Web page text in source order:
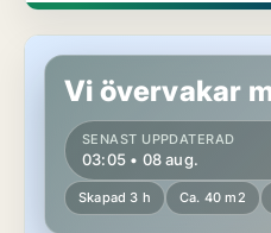
Lägenhet på Södermalm
Vi övervakar
SENAST UPPDATERAD
03:05 • 08 aug.
Skapad 3 h Ca. 40 m2